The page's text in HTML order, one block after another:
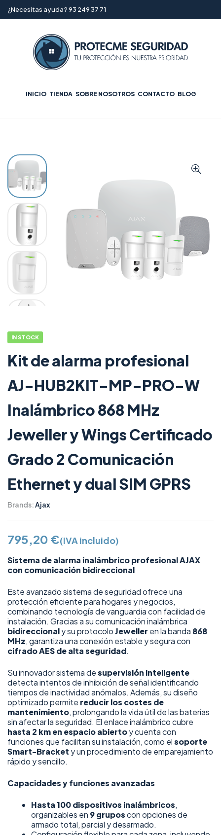
¿Necesitas ayuda? 93 249 37 71
INICIO TIENDA SOBRE NOSOTROS CONTACTO BLOG
IN STOCK
Kit de alarma profesional
AJ-HUB2KIT-MP-PRO-W
Inalámbrico 868 MHz
Jeweller y Wings Certificado
Grado 2 Comunicación
Ethernet y dual SIM GPRS
Brands:Ajax
795,20 €(IVA incluido)
Sistema de alarma inalámbrico profesional AJAX
con comunicación bidireccional
Este avanzado sistema de seguridad ofrece una
protección eficiente para hogares y negocios,
combinando tecnología de vanguardia con facilidad de
instalación. Gracias a su comunicación inalámbrica
bidireccionaly su protocoloJeweller en la banda 868
MHz, garantiza una conexión estable y segura con
cifrado AES de alta seguridad.
Su innovador sistema desupervisión inteligente
detecta intentos de inhibición de señal identificando
tiempos de inactividad anómalos. Además, su diseño
optimizado permite reducir los costes de
mantenimiento, prolongando la vida útil de las baterías
sin afectar la seguridad. El enlace inalámbrico cubre
hasta 2 km en espacio abiertoy cuenta con
funciones que facilitan su instalación, como elsoporte
Smart-Bracket y un procedimiento de emparejamiento
rápido y sencillo.
Capacidades y funciones avanzadas
Hasta 100 dispositivos inalámbricos,
organizables en 9 gruposcon opciones de
armado total, parcial y desarmado.